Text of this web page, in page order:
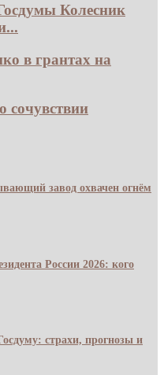
Колесник
в грантах на
сочувствии
завод охвачен огнём
России 2026: кого
страхи, прогнозы и